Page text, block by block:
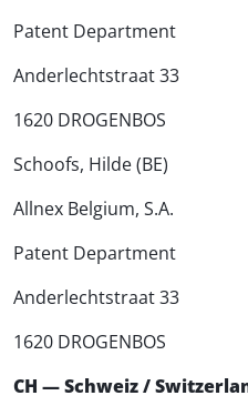
Patent Department
Anderlechtstraat 33
1620 DROGENBOS
Schoofs, Hilde (BE)
Allnex Belgium, S.A.
Patent Department
Anderlechtstraat 33
1620 DROGENBOS
CH — Schweiz /